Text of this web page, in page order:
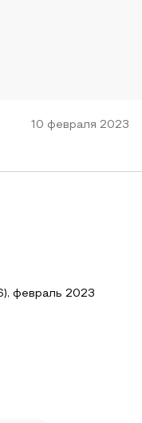
10 февраля 2023
февраль 2023